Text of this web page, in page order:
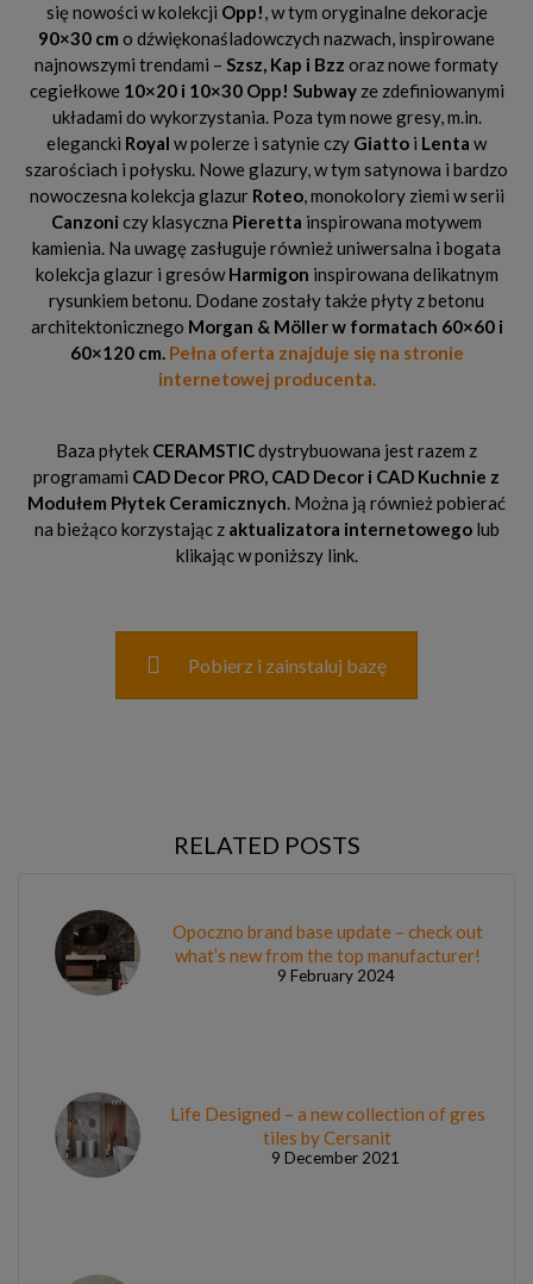
się nowości w kolekcji Opp!, w tym oryginalne dekoracje
90×30 cm o dźwiękonaśladowczych nazwach, inspirowane
najnowszymi trendami – Szsz, Kap i Bzz oraz nowe formaty
cegiełkowe 10×20 i 10×30 Opp! Subwayze zdefiniowanymi
układami do wykorzystania. Poza tym nowe gresy, m.in.
elegancki Royal w polerze i satynie czy Giatto i Lenta w
szarościach i połysku. Nowe glazury, w tym satynowa i bardzo
nowoczesna kolekcja glazur Roteo, monokolory ziemi w serii
Canzoni czy klasyczna Pieretta inspirowana motywem
kamienia. Na uwagę zasługuje również uniwersalna i bogata
kolekcja glazur i gresówHarmigon inspirowana delikatnym
rysunkiem betonu. Dodane zostały także płyty z betonu
architektonicznego Morgan & Möller w formatach 60×60 i
60×120 cm. Pełna oferta znajduje się na stronie
internetowej producenta.
Baza płytek CERAMSTICdystrybuowana jest razem z
programami CAD Decor PRO, CAD Decor i CAD Kuchnie z
Modułem Płytek Ceramicznych. Można ją również pobierać
na bieżąco korzystając z aktualizatora internetowegolub
klikając w poniższy link.
Pobierz i zainstaluj bazę
RELATED POSTS
Opoczno brand base update – check out
what’s new from the top manufacturer!
9 February 2024
Life Designed – a new collection of gres
tiles by Cersanit
9 December 2021